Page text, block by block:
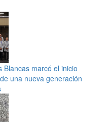
Blancas marcó el inicio
una nueva generación